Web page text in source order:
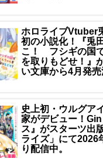
ホロライブVtuber
初の小説化！『兎
こ！ フシギの国
を取りもどせ！』
い文庫から4月発売
史上初・ウルグア
家がデビュー！
ス』がスターツ出
ライズ」にて2026
り配信中。